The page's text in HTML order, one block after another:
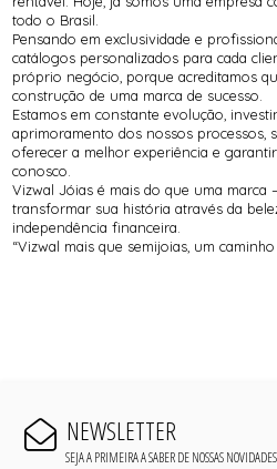
todo o Brasil.
Pensando em exclusividade e
catálogos personalizados para cada
próprio negócio, porque acreditamos
construção de uma marca de sucesso.
Estamos em constante evolução,
aprimoramento dos nossos processos,
oferecer a melhor experiência e
conosco.
Vizwal Jóias é mais do que uma
transformar sua história através da
independência financeira.
“Vizwal mais que semijoias, um
NEWSLETTER
SEJA A PRIMEIRA A SABER DE NOSSAS